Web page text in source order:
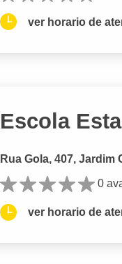
ver horario de
Escola
Rua Gola, 407, Jardim
0
ver horario de